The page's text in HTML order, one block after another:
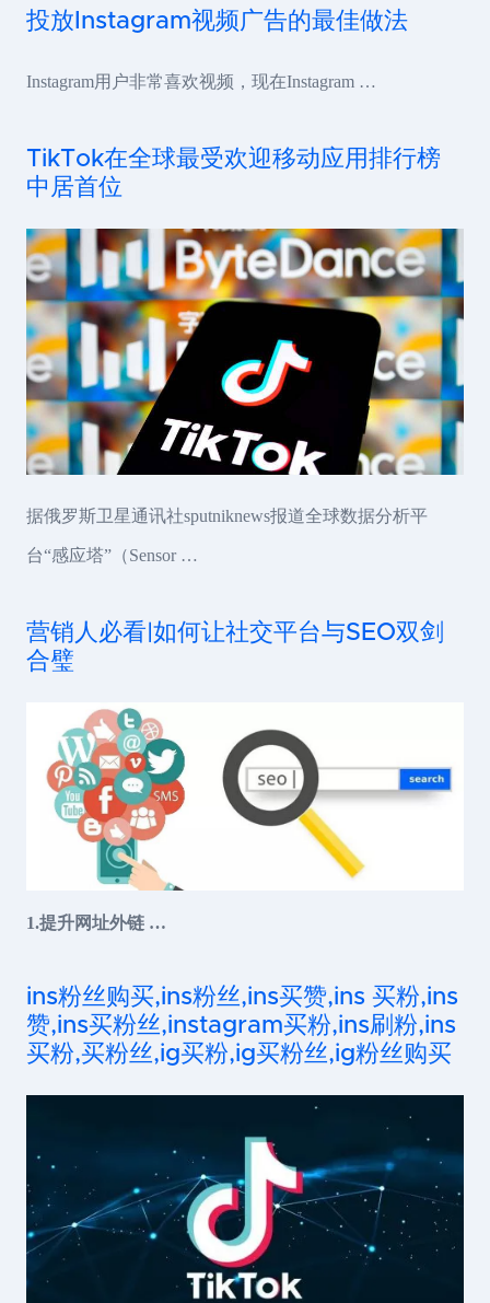
投放Instagram视频广告的最佳做法
Instagram用户非常喜欢视频，现在Instagram …
TikTok在全球最受欢迎移动应用排行榜
中居首位
据俄罗斯卫星通讯社sputniknews报道全球数据分析平
台“感应塔”（Sensor …
营销人必看|如何让社交平台与SEO双剑
合璧
1.提升网址外链 …
ins粉丝购买,ins粉丝,ins买赞,ins 买粉,ins
赞,ins买粉丝,instagram买粉,ins刷粉,ins
买粉,买粉丝,ig买粉,ig买粉丝,ig粉丝购买